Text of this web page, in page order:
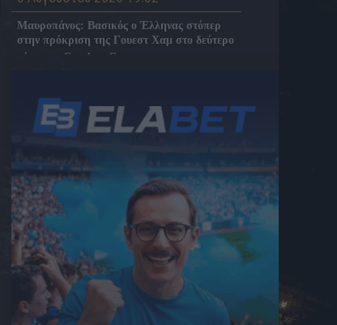
Μαυροπάνος: Βασικός ο Έλληνας στόπερ
στην πρόκριση της Γουεστ Χαμ στο δεύτερο
γύρο του Carabao Cup
Mε Βιτάλις ενδεκάδα της ΑΕΚ κόντρα στην
Athens Kallithea (ΦΩΤΟ)
8 Αυγούστου 2026 19:04
ΑΕΚ – Athens Kallithea
8 Αυγούστου 2026 19:00
Ο ΟΦΗ παίρνει τον Λορέντσο Ντίκμαν από
την Μπάρι
8 Αυγούστου 2026 18:47
Ενίσχυση για τον ΟΦΗ με Ντίκμαν πριν τον
τελικό του Super Cup
8 Αυγούστου 2026 18:46